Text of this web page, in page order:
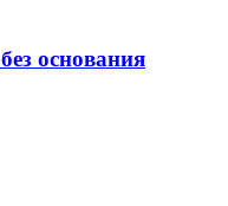
основания